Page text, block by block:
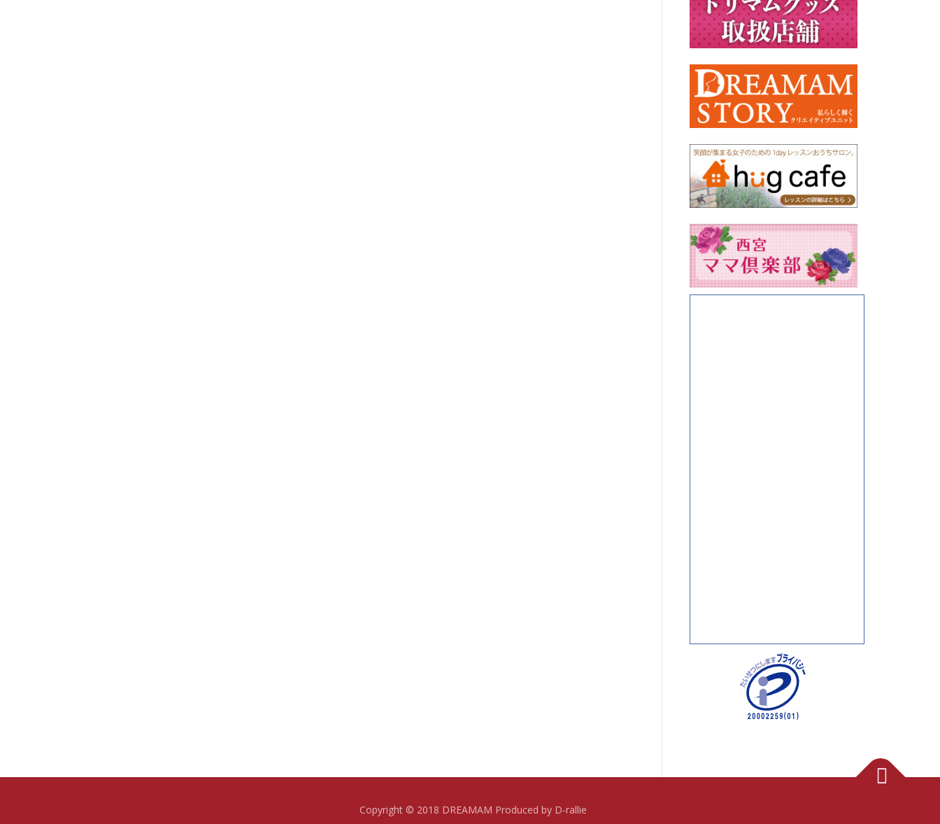
Copyright © 2018 DREAMAM Produced by D-rallie